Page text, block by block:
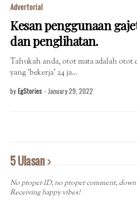
Advertorial
Kesan penggunaan
dan penglihatan.
Tahukah anda, otot mata adalah otot
yang 'bekerja' 24 ja…
by EgStories - January 29, 2022
5 Ulasan
No proper ID, no proper comment,
Receiving happy vibes!